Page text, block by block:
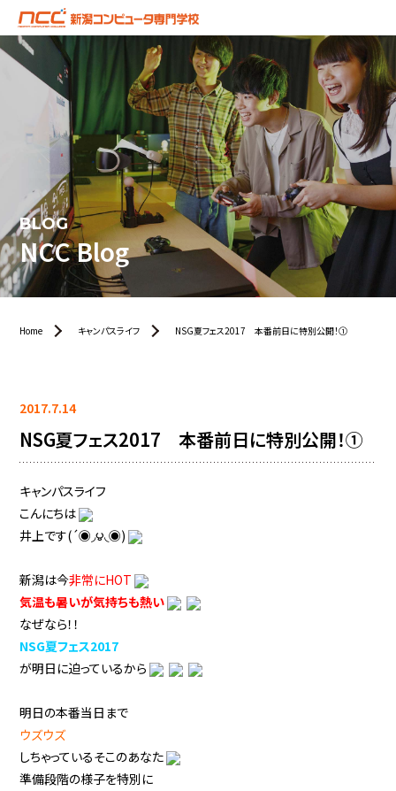
BLOG
NCC Blog
Home キャンパスライフ NSG夏フェス2017 本番前日に特別公開！①
2017.7.14
NSG夏フェス2017 本番前日に特別公開！①
キャンパスライフ
こんにちは
井上です(´◉◞౪◟◉)
新潟は今非常にHOT
気温も暑いが気持ちも熱い
なぜなら！！
NSG夏フェス2017
が明日に迫っているから
明日の本番当日まで
ウズウズ
しちゃっているそこのあなた
準備段階の様子を特別に